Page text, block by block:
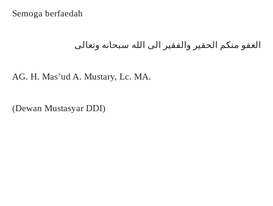
Semoga berfaedah
العفو منكم الحقير والفقير الى الله سبحانه وتعالى
AG. H. Mas’ud A. Mustary, Lc. MA.
(Dewan Mustasyar DDI)